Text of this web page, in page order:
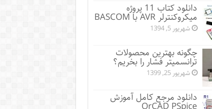
دانلود کتاب 11 پروژه
میکروکنترلر AVR با BASCOM
شهریور 5, 1394
چگونه بهترین محصولات
ترانسمیتر فشار را بخریم؟
شهریور 25, 1399
دانلود مرجع کامل آموزش